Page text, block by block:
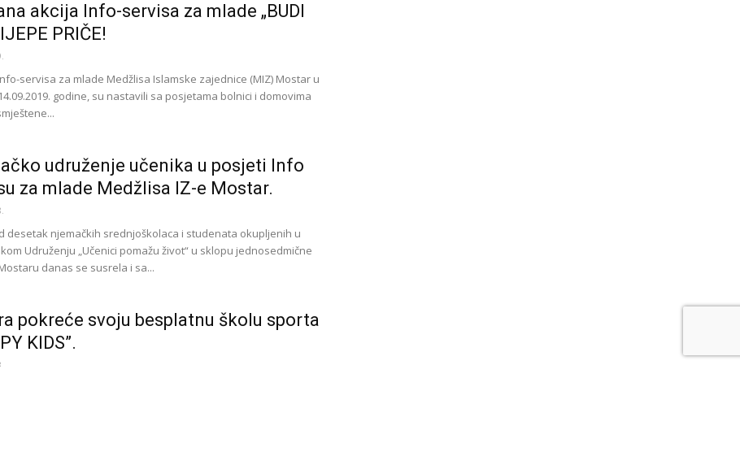
akcija Info-servisa za mlade „BUDI
PRIČE!
servisa za mlade Medžlisa Islamske zajednice (MIZ) Mostar u
godine, su nastavili sa posjetama bolnici i domovima
udruženje učenika u posjeti Info
za mlade Medžlisa IZ-e Mostar.
desetak njemačkih srednjoškolaca i studenata okupljenih u
Udruženju „Učenici pomažu život“ u sklopu jednosedmične
danas se susrela i sa...
pokreće svoju besplatnu školu sporta
KIDS”.